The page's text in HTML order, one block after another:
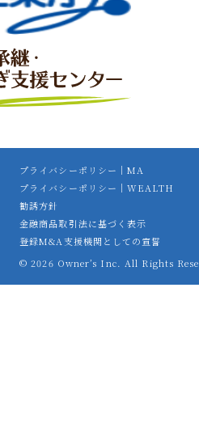
プライバシーポリシー｜MA
プライバシーポリシー｜WEALTH
勧誘方針
金融商品取引法に基づく表示
登録M&A支援機関としての宣誓
© 2026 Owner’s Inc. All Rights